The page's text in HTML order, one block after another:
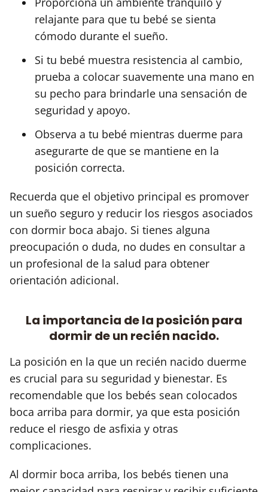
relajante para que tu bebé se sienta
cómodo durante el sueño.
Si tu bebé muestra resistencia al cambio,
prueba a colocar suavemente una mano en
su pecho para brindarle una sensación de
seguridad y apoyo.
Observa a tu bebé mientras duerme para
asegurarte de que se mantiene en la
posición correcta.
Recuerda que el objetivo principal es promover
un sueño seguro y reducir los riesgos asociados
con dormir boca abajo. Si tienes alguna
preocupación o duda, no dudes en consultar a
un profesional de la salud para obtener
orientación adicional.
La importancia de la posición para
dormir de un recién nacido.
La posición en la que un recién nacido duerme
es crucial para su seguridad y bienestar. Es
recomendable que los bebés sean colocados
boca arriba para dormir, ya que esta posición
reduce el riesgo de asfixia y otras
complicaciones.
Al dormir boca arriba, los bebés tienen una